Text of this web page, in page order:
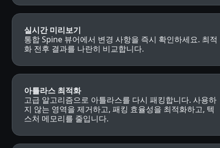
실시간 미리보기
통합 Spine 뷰어에서 변경 사항을 즉시 확인하세요. 최적
화 전후 결과를 나란히 비교합니다.
아틀라스 최적화
고급 알고리즘으로 아틀라스를 다시 패킹합니다. 사용하
지 않는 영역을 제거하고, 패킹 효율성을 최적화하고, 텍
스처 메모리를 줄입니다.